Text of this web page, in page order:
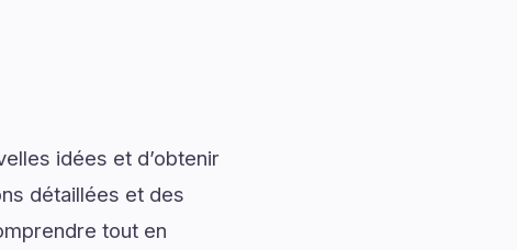
idées et d’obtenir
détaillées et des
tout en